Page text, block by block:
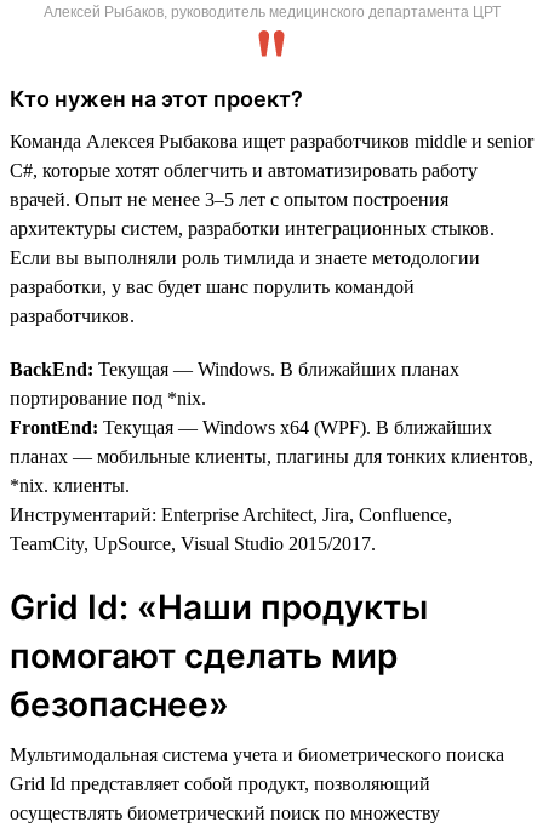
Алексей Рыбаков, руководитель медицинского департамента ЦРТ
Кто нужен на этот проект?
Команда Алексея Рыбакова ищет разработчиков middle и senior
С#, которые хотят облегчить и автоматизировать работу
врачей. Опыт не менее 3–5 лет с опытом построения
архитектуры систем, разработки интеграционных стыков.
Если вы выполняли роль тимлида и знаете методологии
разработки, у вас будет шанс порулить командой
разработчиков.
BackEnd: Текущая — Windows. В ближайших планах
портирование под *nix.
FrontEnd: Текущая — Windows x64 (WPF). В ближайших
планах — мобильные клиенты, плагины для тонких клиентов,
*nix. клиенты.
Инструментарий: Enterprise Architect, Jira, Confluence,
TeamCity, UpSource, Visual Studio 2015/2017.
Grid Id: «Наши продукты
помогают сделать мир
безопаснее»
Мультимодальная система учета и биометрического поиска
Grid Id представляет собой продукт, позволяющий
осуществлять биометрический поиск по множеству